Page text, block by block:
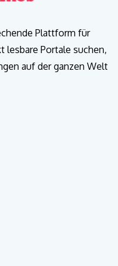
Plattform für
lesbare Portale suchen,
auf der ganzen Welt